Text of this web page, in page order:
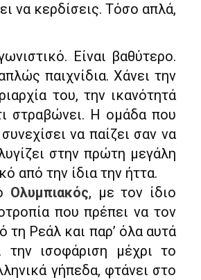
να κερδίσεις. Τόσο απλά,
Είναι βαθύτερο.
παιχνίδια. Χάνει την
του, την ικανότητά
στραβώνει. Η ομάδα που
να παίζει σαν να
στην πρώτη μεγάλη
από την ίδια την ήττα.
Ολυμπιακός, με τον ίδιο
που πρέπει να τον
τη Ρεάλ και παρ’ όλα αυτά
την ισοφάριση μέχρι το
γήπεδα, φτάνει στο